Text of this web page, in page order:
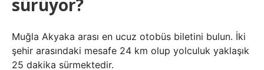
sürüyor?
Muğla Akyaka arası en ucuz otobüs biletini bulun. İki
şehir arasındaki mesafe 24 km olup yolculuk yaklaşık
25 dakika sürmektedir.